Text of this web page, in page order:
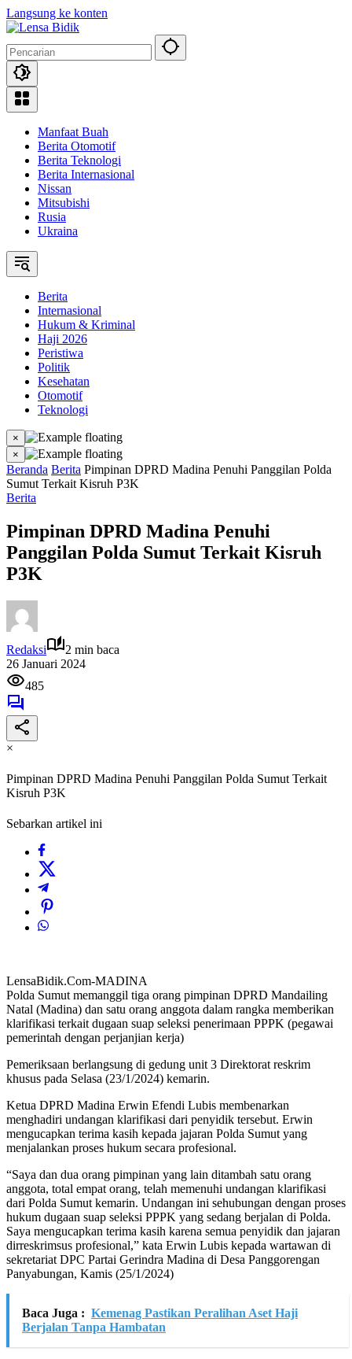
Langsung ke konten
Manfaat Buah
Berita Otomotif
Berita Teknologi
Berita Internasional
Nissan
Mitsubishi
Rusia
Ukraina
Berita
Internasional
Hukum & Kriminal
Haji 2026
Peristiwa
Politik
Kesehatan
Otomotif
Teknologi
×
×
Beranda Berita Pimpinan DPRD Madina Penuhi Panggilan Polda
Sumut Terkait Kisruh P3K
Berita
Pimpinan DPRD Madina Penuhi
Panggilan Polda Sumut Terkait Kisruh
P3K
Redaksi
2 min baca
26 Januari 2024
485
×
Pimpinan DPRD Madina Penuhi Panggilan Polda Sumut Terkait
Kisruh P3K
Sebarkan artikel ini
LensaBidik.Com-MADINA
Polda Sumut memanggil tiga orang pimpinan DPRD Mandailing
Natal (Madina) dan satu orang anggota dalam rangka memberikan
klarifikasi terkait dugaan suap seleksi penerimaan PPPK (pegawai
pemerintah dengan perjanjian kerja)
Pemeriksaan berlangsung di gedung unit 3 Direktorat reskrim
khusus pada Selasa (23/1/2024) kemarin.
Ketua DPRD Madina Erwin Efendi Lubis membenarkan
menghadiri undangan klarifikasi dari penyidik tersebut. Erwin
mengucapkan terima kasih kepada jajaran Polda Sumut yang
menjalankan proses hukum secara profesional.
“Saya dan dua orang pimpinan yang lain ditambah satu orang
anggota, total empat orang, telah memenuhi undangan klarifikasi
dari Polda Sumut kemarin. Undangan ini sehubungan dengan proses
hukum dugaan suap seleksi PPPK yang sedang berjalan di Polda.
Saya mengucapkan terima kasih karena semua penyidik dan jajaran
dirreskrimsus profesional,” kata Erwin Lubis kepada wartawan di
sekretariat DPC Partai Gerindra Madina di Desa Panggorengan
Panyabungan, Kamis (25/1/2024)
Baca Juga : Kemenag Pastikan Peralihan Aset Haji
Berjalan Tanpa Hambatan